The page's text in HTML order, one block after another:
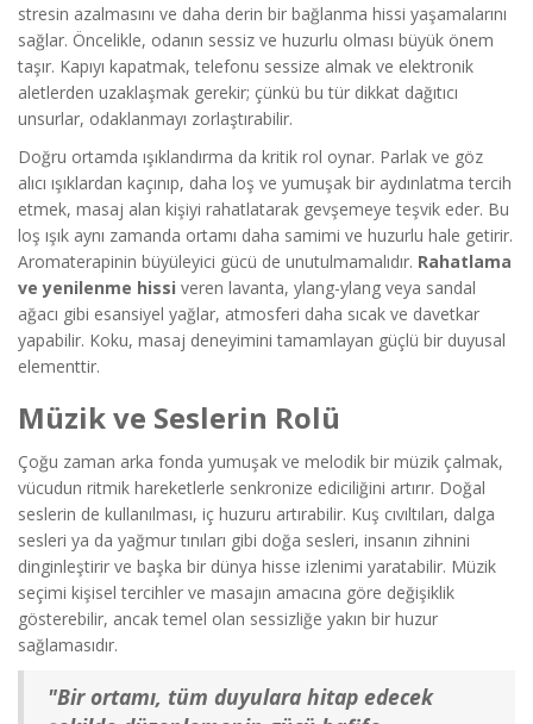
stresin azalmasını ve daha derin bir bağlanma hissi yaşamalarını
sağlar. Öncelikle, odanın sessiz ve huzurlu olması büyük önem
taşır. Kapıyı kapatmak, telefonu sessize almak ve elektronik
aletlerden uzaklaşmak gerekir; çünkü bu tür dikkat dağıtıcı
unsurlar, odaklanmayı zorlaştırabilir.
Doğru ortamda ışıklandırma da kritik rol oynar. Parlak ve göz
alıcı ışıklardan kaçınıp, daha loş ve yumuşak bir aydınlatma tercih
etmek, masaj alan kişiyi rahatlatarak gevşemeye teşvik eder. Bu
loş ışık aynı zamanda ortamı daha samimi ve huzurlu hale getirir.
Aromaterapinin büyüleyici gücü de unutulmamalıdır. Rahatlama
ve yenilenme hissi veren lavanta, ylang-ylang veya sandal
ağacı gibi esansiyel yağlar, atmosferi daha sıcak ve davetkar
yapabilir. Koku, masaj deneyimini tamamlayan güçlü bir duyusal
elementtir.
Müzik ve Seslerin Rolü
Çoğu zaman arka fonda yumuşak ve melodik bir müzik çalmak,
vücudun ritmik hareketlerle senkronize ediciliğini artırır. Doğal
seslerin de kullanılması, iç huzuru artırabilir. Kuş cıvıltıları, dalga
sesleri ya da yağmur tınıları gibi doğa sesleri, insanın zihnini
dinginleştirir ve başka bir dünya hisse izlenimi yaratabilir. Müzik
seçimi kişisel tercihler ve masajın amacına göre değişiklik
gösterebilir, ancak temel olan sessizliğe yakın bir huzur
sağlamasıdır.
"Bir ortamı, tüm duyulara hitap edecek